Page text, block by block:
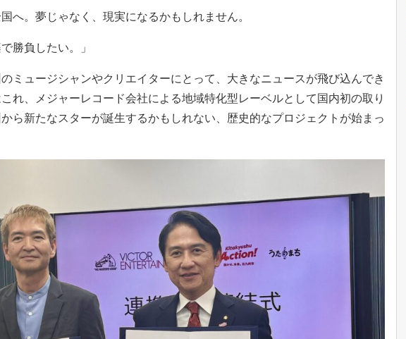
へ。夢じゃなく、現実になるかもしれません。
勝負したい。」
ミュージシャンやクリエイターにとって、大きなニュースが飛び込んでき
れ、メジャーレコード会社による地域特化型レーベルとして国内初の取り
ら新たなスターが誕生するかもしれない、歴史的なプロジェクトが始まっ